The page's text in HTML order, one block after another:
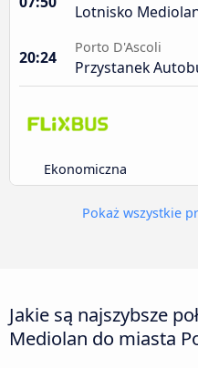
Lotnisko
20:24
Porto D'Ascoli
Przystanek
Ekonomiczna
Pokaż wszystkie
Jakie są najszybsze
Mediolan do miasta